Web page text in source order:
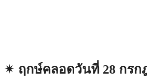
✴︎ ฤกษ์คลอดวันที่ 28 กรก